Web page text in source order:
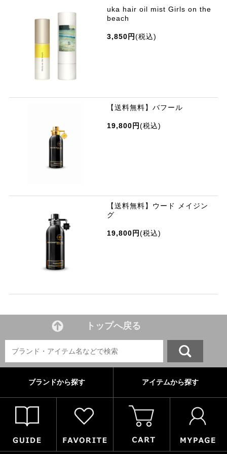
uka hair oil mist Girls on the
beach
3,850円(税込)
【送料無料】バフール
19,800円(税込)
【送料無料】ウード メイジン
グ
19,800円(税込)
トップへ戻る
ブランドから探す アイテムから探す